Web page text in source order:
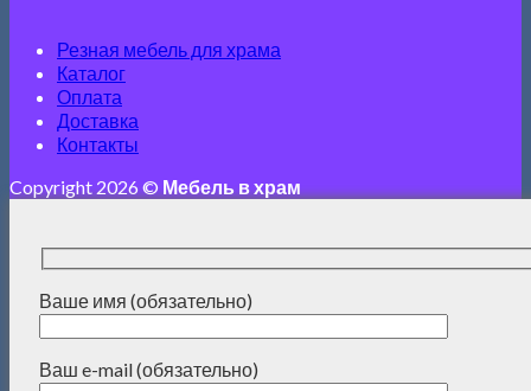
Резная мебель для храма
Каталог
Оплата
Доставка
Контакты
Copyright 2026 © Мебель в храм
Ваше имя (обязательно)
Ваш e-mail (обязательно)